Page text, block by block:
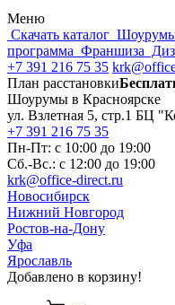
Меню
Скачать каталог
программа Франшиза
+7 391 216 75 35
План расстановки
Шоурумы в Красноярске
ул. Взлетная 5, стр.1 БЦ
+7 391 216 75 35
Пн-Пт: с 10:00 до 19:00
Сб.-Вс.: с 12:00 до 19:00
krk@office-direct.ru
Новосибирск
Нижний Новгород
Ростов-на-Дону
Уфа
Ярославль
Добавлено в корзину!